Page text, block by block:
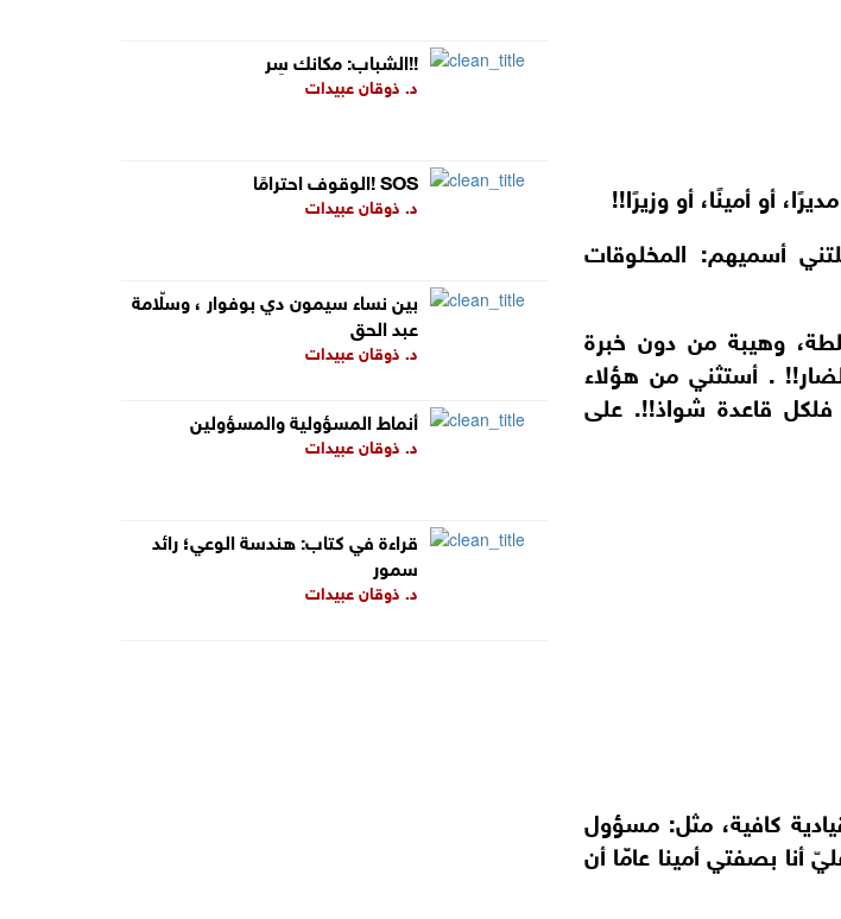
أو أمينًا، أو وزيرًا!!
أسميهم: المخلوقات
وهيبة من دون خبرة
. أستثني من هؤلاء
قاعدة شواذ!!. على
كافية، مثل: مسؤول
أنا بصفتي أمينا عامّّا أن
الشباب: مكانك سِر!!
د. ذوقان عبيدات
الوقوف احترامًا! SOS
د. ذوقان عبيدات
بين نساء سيمون دي بوفوار ، وسلّامة
عبد الحق
د. ذوقان عبيدات
أنماط المسؤولية والمسؤولين
د. ذوقان عبيدات
قراءة في كتاب: هندسة الوعي؛ رائد
سمور
د. ذوقان عبيدات